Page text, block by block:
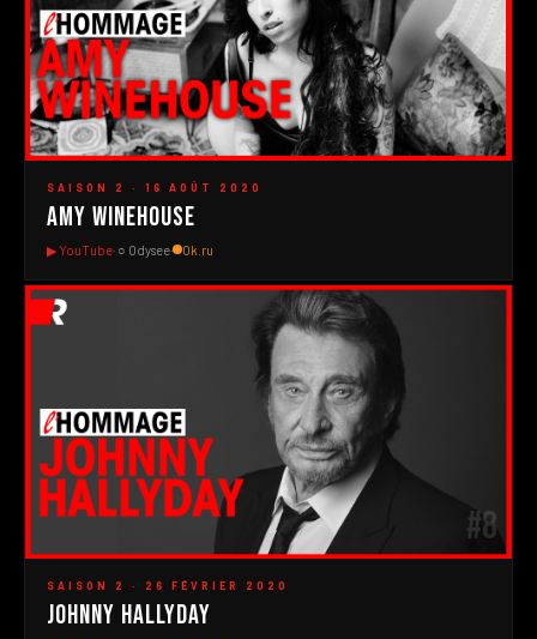
▶
#9
SAISON 2 · 16 AOÛT 2020
Amy Winehouse
▶ YouTube· ○ Odysee· Ok.ru
▶
#8
SAISON 2 · 26 FÉVRIER 2020
Johnny Hallyday